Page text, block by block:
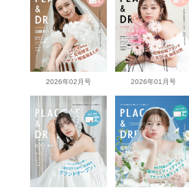
2026年02月号 2026年01月号